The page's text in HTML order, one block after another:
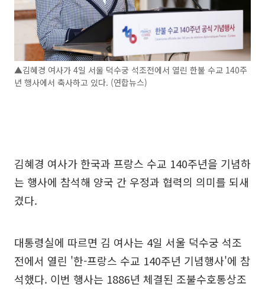
▲김혜경 여사가 4일 서울 덕수궁 석조전에서 열린 한불 수교 140주
년 행사에서 축사하고 있다. (연합뉴스)
김혜경 여사가 한국과 프랑스 수교 140주년을 기념하
는 행사에 참석해 양국 간 우정과 협력의 의미를 되새
겼다.
대통령실에 따르면 김 여사는 4일 서울 덕수궁 석조
전에서 열린 '한-프랑스 수교 140주년 기념행사'에 참
석했다. 이번 행사는 1886년 체결된 조불수호통상조